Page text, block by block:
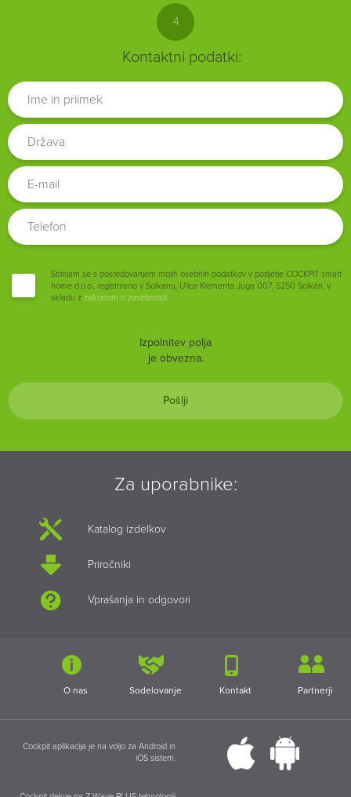
4
Kontaktni podatki:
Strinjam se s posredovanjem mojih osebnih podatkov v podjetje COCKPIT smart
home d.o.o., registrirano v Solkanu, Ulica Klementa Juga 007, 5250 Solkan, v
skladu z zakonom o zasebnosti.
Izpolnitev polja
je obvezna.
Pošlji
Za uporabnike:
Katalog izdelkov
Priročniki
Vprašanja in odgovori
O nas Sodelovanje Kontakt Partnerji
Cockpit aplikacija je na voljo za Android in
iOS sistem.